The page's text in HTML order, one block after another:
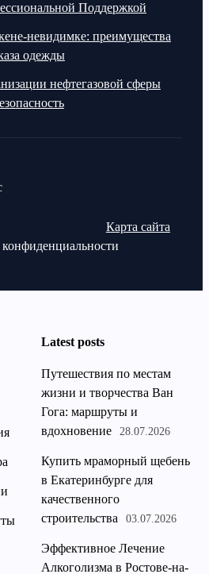
Поддержкой
невидимке: преимущества
одежды
нефтегазовой сферы
Карта сайта
Latest posts
Путешествия по местам
жизни и творчества Ван
Гога: маршруты и
вдохновение
28.07.2026
Купить мраморный щебень
в Екатеринбурге для
качественного
строительства
03.07.2026
Эффективное Лечение
Алкоголизма в Ростове-на-